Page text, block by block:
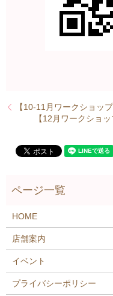
【10-11月ワークショッ
【12月ワークショ
HOME
店舗案内
イベント
プライバシーポリシー